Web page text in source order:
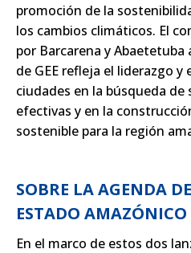
promoción de la
los cambios climáticos. El
por Barcarena y
de GEE refleja el liderazgo y
ciudades en la búsqueda
efectivas y en la
sostenible para la región
SOBRE LA AGENDA
ESTADO
En el marco de estos dos